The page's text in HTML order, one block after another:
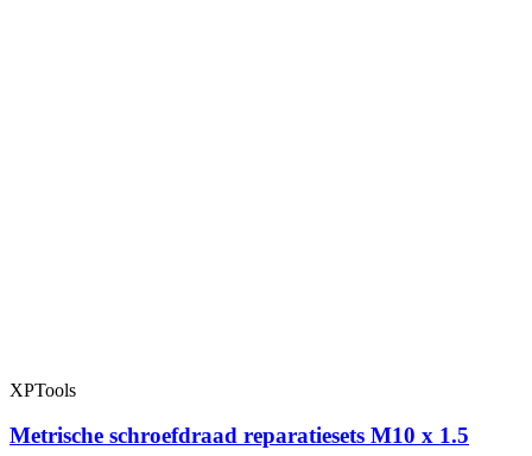
XPTools
Metrische schroefdraad reparatiesets M10 x 1.5